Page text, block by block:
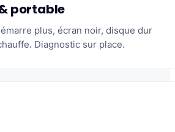
portable
plus, écran noir, disque dur
Diagnostic sur place.